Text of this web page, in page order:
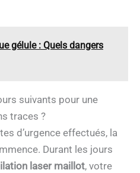
gélule : Quels dangers
suivants pour une
traces ?
d’urgence effectués, la
Durant les jours
laser maillot, votre